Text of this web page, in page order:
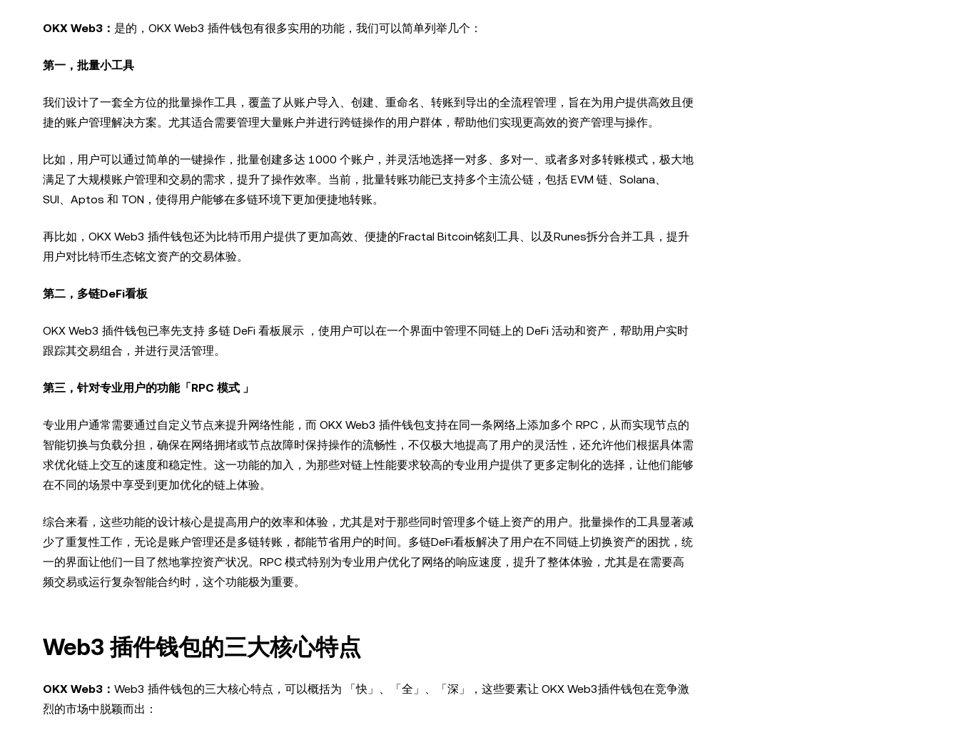
OKX Web3： 是的，OKX Web3 插件钱包有很多实用的功能，我们可以简单列举几个：
第一，批量小工具
我们设计了一套全方位的批量操作工具，覆盖了从账户导入、创建、重命名、转账到导出的全流程管理，旨在为用户提供高效且便
捷的账户管理解决方案。尤其适合需要管理大量账户并进行跨链操作的用户群体，帮助他们实现更高效的资产管理与操作。
比如，用户可以通过简单的一键操作，批量创建多达 1000 个账户，并灵活地选择一对多、多对一、或者多对多转账模式，极大地
满足了大规模账户管理和交易的需求，提升了操作效率。当前，批量转账功能已支持多个主流公链，包括 EVM 链、Solana、
SUI、Aptos 和 TON，使得用户能够在多链环境下更加便捷地转账。
再比如，OKX Web3 插件钱包还为比特币用户提供了更加高效、便捷的Fractal Bitcoin铭刻工具、以及Runes拆分合并工具，提升
用户对比特币生态铭文资产的交易体验。
第二，多链DeFi看板
OKX Web3 插件钱包已率先支持 多链 DeFi 看板展示 ，使用户可以在一个界面中管理不同链上的 DeFi 活动和资产，帮助用户实时
跟踪其交易组合，并进行灵活管理。
第三，针对专业用户的功能「RPC 模式 」
专业用户通常需要通过自定义节点来提升网络性能，而 OKX Web3 插件钱包支持在同一条网络上添加多个 RPC，从而实现节点的
智能切换与负载分担，确保在网络拥堵或节点故障时保持操作的流畅性，不仅极大地提高了用户的灵活性，还允许他们根据具体需
求优化链上交互的速度和稳定性。这一功能的加入，为那些对链上性能要求较高的专业用户提供了更多定制化的选择，让他们能够
在不同的场景中享受到更加优化的链上体验。
综合来看，这些功能的设计核心是提高用户的效率和体验，尤其是对于那些同时管理多个链上资产的用户。批量操作的工具显著减
少了重复性工作，无论是账户管理还是多链转账，都能节省用户的时间。多链DeFi看板解决了用户在不同链上切换资产的困扰，统
一的界面让他们一目了然地掌控资产状况。RPC 模式特别为专业用户优化了网络的响应速度，提升了整体体验，尤其是在需要高
频交易或运行复杂智能合约时，这个功能极为重要。
Web3 插件钱包的三大核心特点
OKX Web3： Web3 插件钱包的三大核心特点，可以概括为 「快」、「全」、「深」，这些要素让 OKX Web3插件钱包在竞争激
烈的市场中脱颖而出：